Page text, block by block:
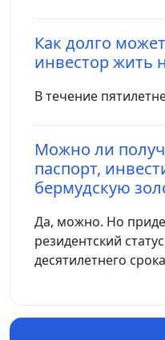
Как долго
инвестор жить
В течение
Можно ли
паспорт,
бермудскую
Да, можно. Но
резидентский
десятилетнего